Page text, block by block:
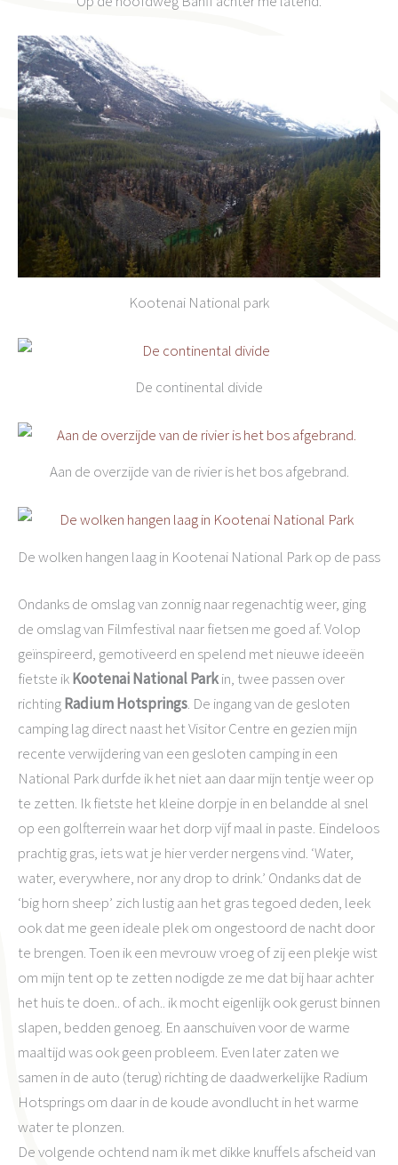
Kootenai National park
De continental divide
Aan de overzijde van de rivier is het bos afgebrand.
De wolken hangen laag in Kootenai National Park op de pass
Ondanks de omslag van zonnig naar regenachtig weer, ging
de omslag van Filmfestival naar fietsen me goed af. Volop
geïnspireerd, gemotiveerd en spelend met nieuwe ideeën
fietste ikKootenai National Parkin, twee passen over
richtingRadium Hotsprings. De ingang van de gesloten
camping lag direct naast het Visitor Centre en gezien mijn
recente verwijdering van een gesloten camping in een
National Park durfde ik het niet aan daar mijn tentje weer op
te zetten. Ik fietste het kleine dorpje in en belandde al snel
op een golfterrein waar het dorp vijf maal in paste. Eindeloos
prachtig gras, iets wat je hier verder nergens vind. ‘Water,
water, everywhere, nor any drop to drink.’ Ondanks dat de
‘big horn sheep’ zich lustig aan het gras tegoed deden, leek
ook dat me geen ideale plek om ongestoord de nacht door
te brengen. Toen ik een mevrouw vroeg of zij een plekje wist
om mijn tent op te zetten nodigde ze me dat bij haar achter
het huis te doen.. of ach.. ik mocht eigenlijk ook gerust binnen
slapen, bedden genoeg. En aanschuiven voor de warme
maaltijd was ook geen probleem. Even later zaten we
samen in de auto (terug) richting de daadwerkelijke Radium
Hotsprings om daar in de koude avondlucht in het warme
water te plonzen.
De volgende ochtend nam ik met dikke knuffels afscheid van